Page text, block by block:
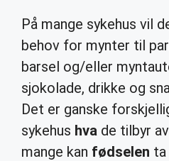
På mange sykehus vil
behov for mynter til
barsel og/eller
sjokolade, drikke og
Det er ganske
sykehus hva de tilbyr
mange kan fødselen